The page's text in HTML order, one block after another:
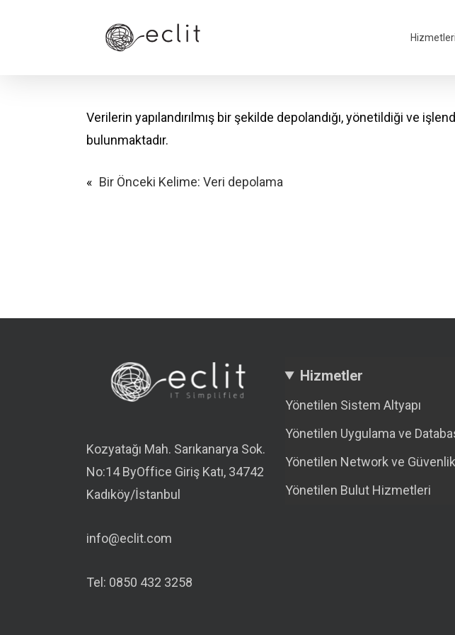
Verilerin yapılandırılmış bir şekilde depolandığı, yönetildiği ve
bulunmaktadır.
« Bir Önceki Kelime: Veri depolama
Kozyatağı Mah. Sarıkanarya Sok.
No:14 ByOffice Giriş Katı, 34742
Kadıköy/İstanbul
info@eclit.com
Tel: 0850 432 3258
Hizmetler
Yönetilen Sistem Altyapı
Yönetilen Uygulama ve
Yönetilen Network ve Güvenlik
Yönetilen Bulut Hizmetleri